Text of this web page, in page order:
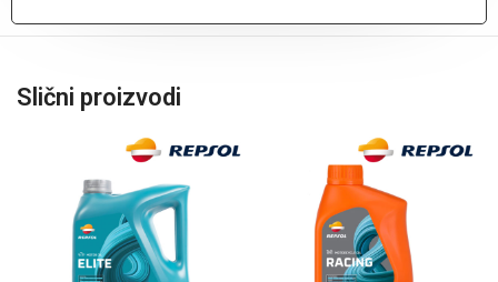
Slični proizvodi